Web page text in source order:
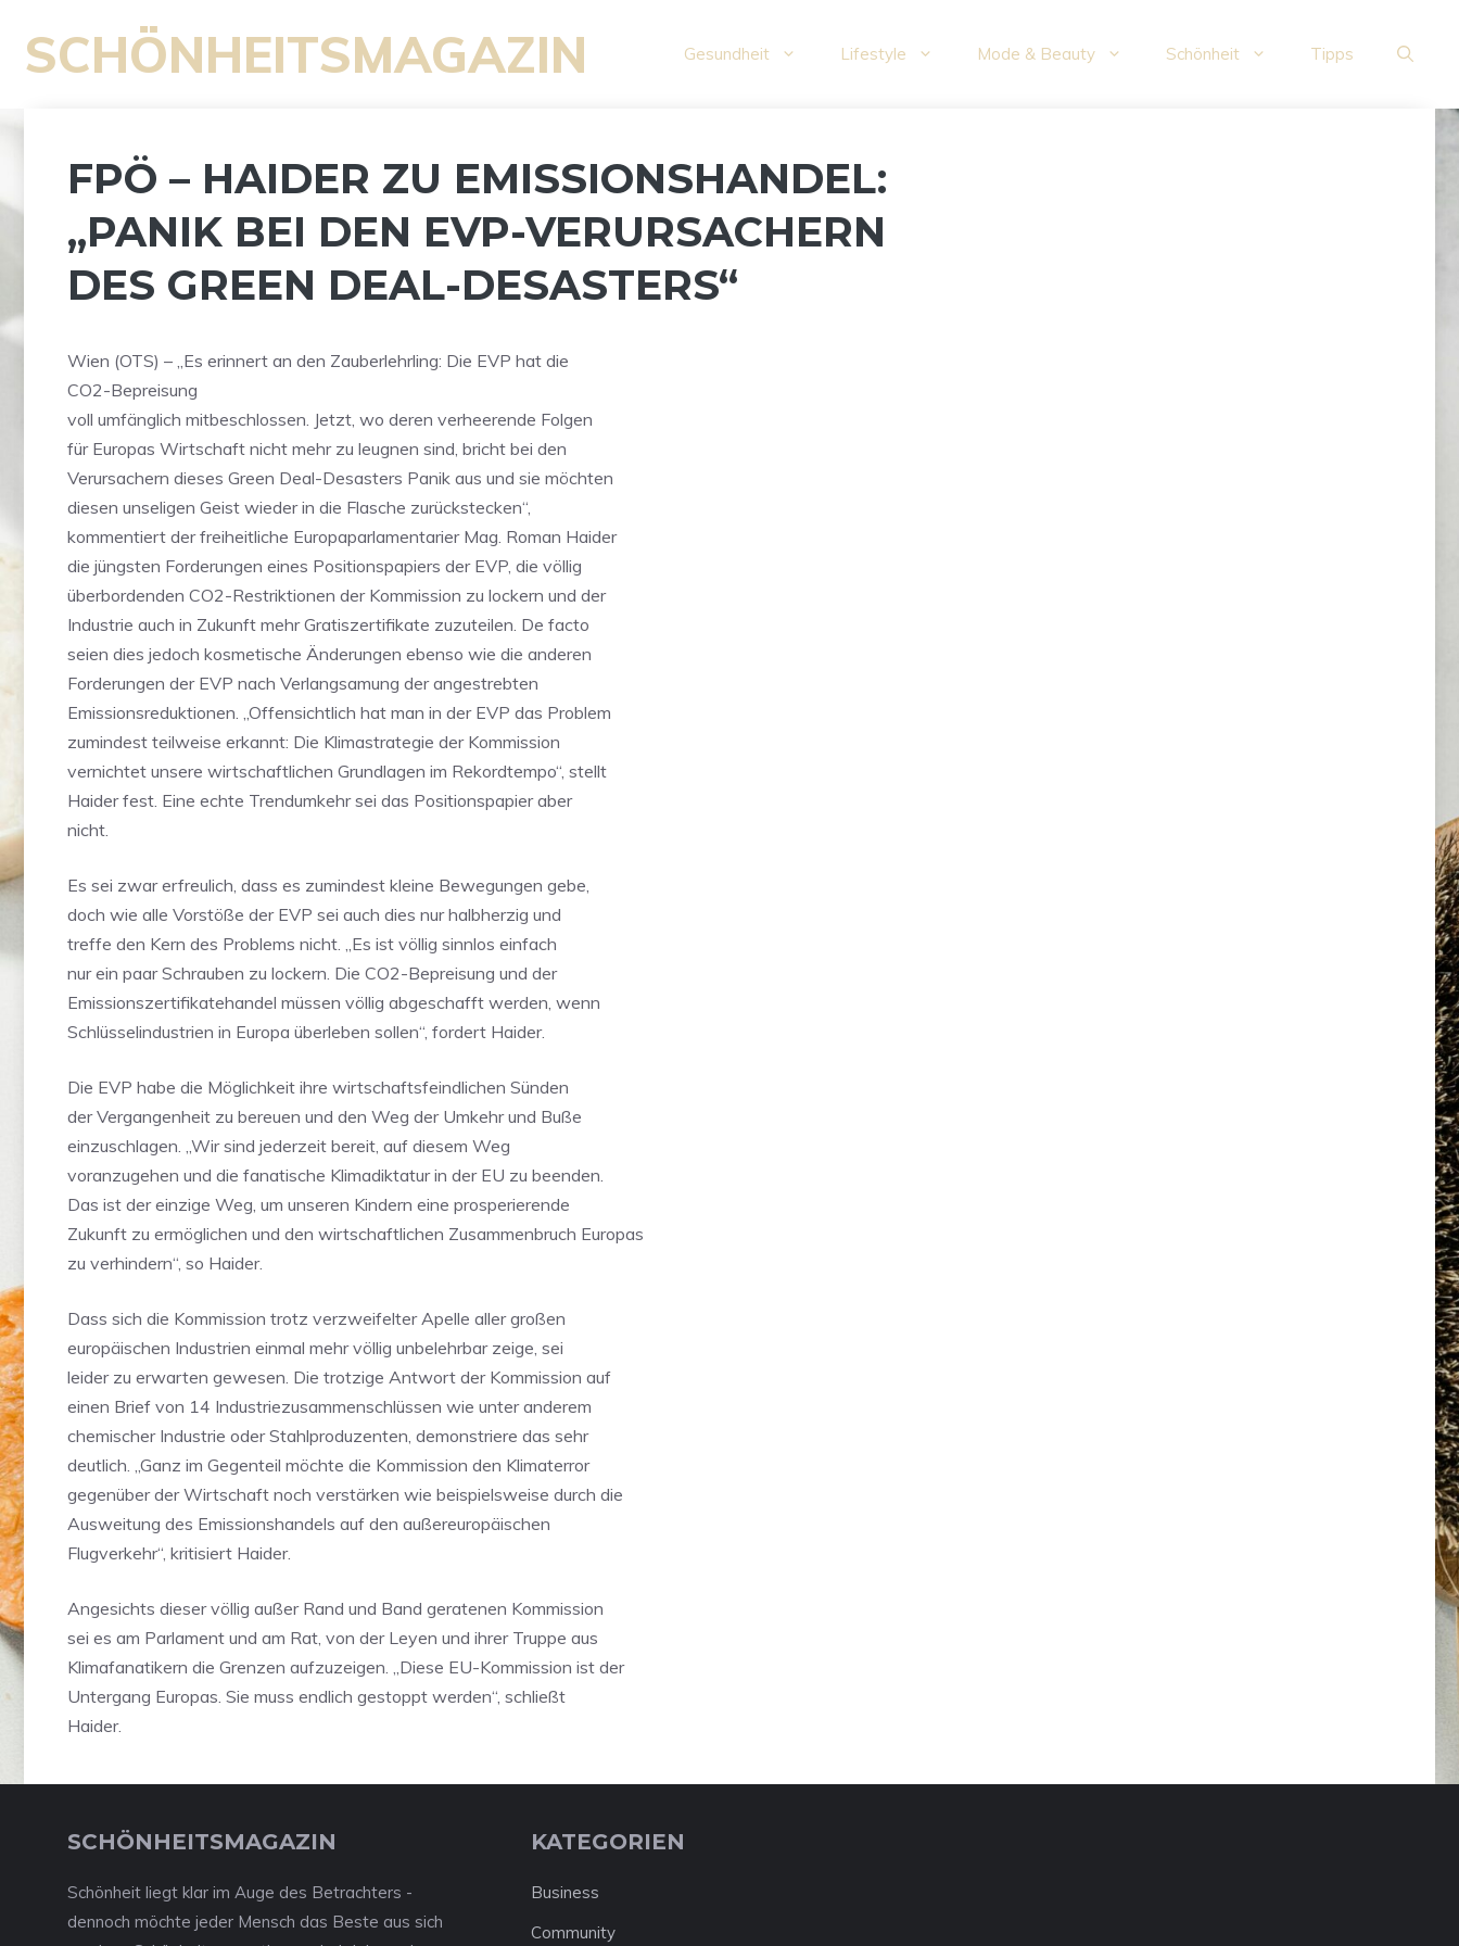
Inhalt
springen
SCHÖNHEITSMAGAZIN Gesundheit Lifestyle Mode & Beauty Schönheit Tipps
FPÖ – HAIDER ZU EMISSIONSHANDEL:
„PANIK BEI DEN EVP-VERURSACHERN
DES GREEN DEAL-DESASTERS“
Wien (OTS) – „Es erinnert an den Zauberlehrling: Die EVP hat die
CO2-Bepreisung
voll umfänglich mitbeschlossen. Jetzt, wo deren verheerende Folgen
für Europas Wirtschaft nicht mehr zu leugnen sind, bricht bei den
Verursachern dieses Green Deal-Desasters Panik aus und sie möchten
diesen unseligen Geist wieder in die Flasche zurückstecken“,
kommentiert der freiheitliche Europaparlamentarier Mag. Roman Haider
die jüngsten Forderungen eines Positionspapiers der EVP, die völlig
überbordenden CO2-Restriktionen der Kommission zu lockern und der
Industrie auch in Zukunft mehr Gratiszertifikate zuzuteilen. De facto
seien dies jedoch kosmetische Änderungen ebenso wie die anderen
Forderungen der EVP nach Verlangsamung der angestrebten
Emissionsreduktionen. „Offensichtlich hat man in der EVP das Problem
zumindest teilweise erkannt: Die Klimastrategie der Kommission
vernichtet unsere wirtschaftlichen Grundlagen im Rekordtempo“, stellt
Haider fest. Eine echte Trendumkehr sei das Positionspapier aber
nicht.
Es sei zwar erfreulich, dass es zumindest kleine Bewegungen gebe,
doch wie alle Vorstöße der EVP sei auch dies nur halbherzig und
treffe den Kern des Problems nicht. „Es ist völlig sinnlos einfach
nur ein paar Schrauben zu lockern. Die CO2-Bepreisung und der
Emissionszertifikatehandel müssen völlig abgeschafft werden, wenn
Schlüsselindustrien in Europa überleben sollen“, fordert Haider.
Die EVP habe die Möglichkeit ihre wirtschaftsfeindlichen Sünden
der Vergangenheit zu bereuen und den Weg der Umkehr und Buße
einzuschlagen. „Wir sind jederzeit bereit, auf diesem Weg
voranzugehen und die fanatische Klimadiktatur in der EU zu beenden.
Das ist der einzige Weg, um unseren Kindern eine prosperierende
Zukunft zu ermöglichen und den wirtschaftlichen Zusammenbruch Europas
zu verhindern“, so Haider.
Dass sich die Kommission trotz verzweifelter Apelle aller großen
europäischen Industrien einmal mehr völlig unbelehrbar zeige, sei
leider zu erwarten gewesen. Die trotzige Antwort der Kommission auf
einen Brief von 14 Industriezusammenschlüssen wie unter anderem
chemischer Industrie oder Stahlproduzenten, demonstriere das sehr
deutlich. „Ganz im Gegenteil möchte die Kommission den Klimaterror
gegenüber der Wirtschaft noch verstärken wie beispielsweise durch die
Ausweitung des Emissionshandels auf den außereuropäischen
Flugverkehr“, kritisiert Haider.
Angesichts dieser völlig außer Rand und Band geratenen Kommission
sei es am Parlament und am Rat, von der Leyen und ihrer Truppe aus
Klimafanatikern die Grenzen aufzuzeigen. „Diese EU-Kommission ist der
Untergang Europas. Sie muss endlich gestoppt werden“, schließt
Haider.
SCHÖNHEITSMAGAZIN
Schönheit liegt klar im Auge des Betrachters -
dennoch möchte jeder Mensch das Beste aus sich
KATEGORIEN
Business
Community